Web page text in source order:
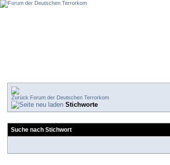
Forum der Deutschen Terrorkom
Stichworte
Suche nach Stichwort